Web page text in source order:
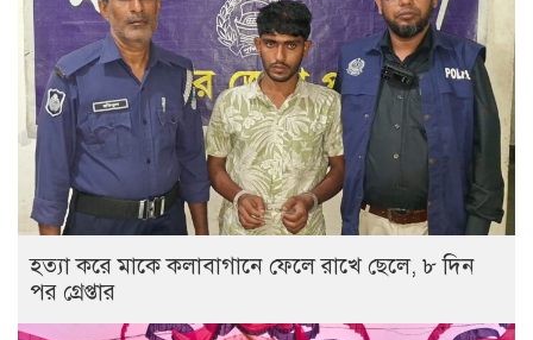
হত্যা করে মাকে কলাবাগানে ফেলে রাখে ছেলে, ৮ দিন
পর গ্রেপ্তার